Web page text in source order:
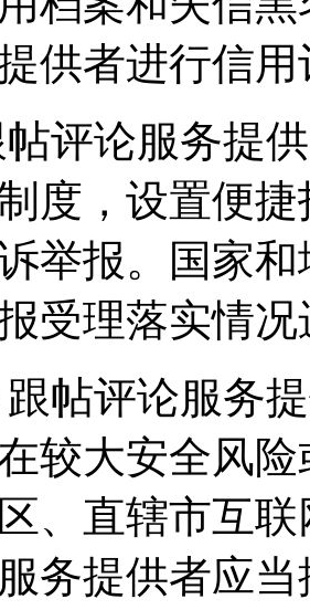
供者进行信用
评论服务提
度，设置便
举报。国家
受理落实情
帖评论服务
较大安全风
、直辖市互
务提供者应